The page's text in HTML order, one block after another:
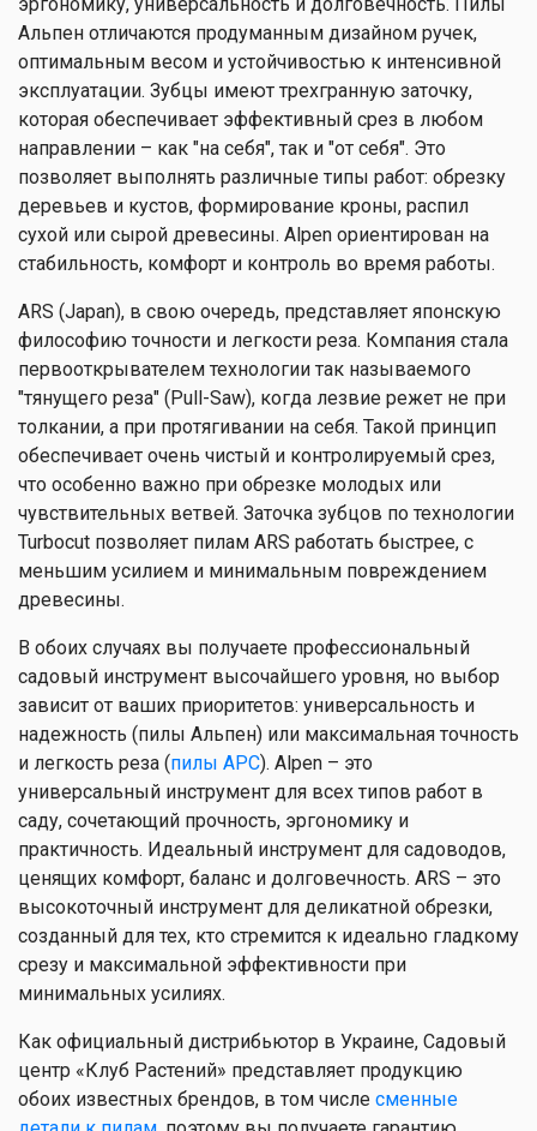
Альпен отличаются продуманным дизайном ручек,
оптимальным весом и устойчивостью к интенсивной
эксплуатации. Зубцы имеют трехгранную заточку,
которая обеспечивает эффективный срез в любом
направлении – как "на себя", так и "от себя". Это
позволяет выполнять различные типы работ: обрезку
деревьев и кустов, формирование кроны, распил
сухой или сырой древесины. Alpen ориентирован на
стабильность, комфорт и контроль во время работы.
ARS (Japan), в свою очередь, представляет японскую
философию точности и легкости реза. Компания стала
первооткрывателем технологии так называемого
"тянущего реза" (Pull-Saw), когда лезвие режет не при
толкании, а при протягивании на себя. Такой принцип
обеспечивает очень чистый и контролируемый срез,
что особенно важно при обрезке молодых или
чувствительных ветвей. Заточка зубцов по технологии
Turbocut позволяет пилам ARS работать быстрее, с
меньшим усилием и минимальным повреждением
древесины.
В обоих случаях вы получаете профессиональный
садовый инструмент высочайшего уровня, но выбор
зависит от ваших приоритетов: универсальность и
надежность (пилы Альпен) или максимальная точность
и легкость реза (пилы АРС). Alpen – это
универсальный инструмент для всех типов работ в
саду, сочетающий прочность, эргономику и
практичность. Идеальный инструмент для садоводов,
ценящих комфорт, баланс и долговечность. ARS – это
высокоточный инструмент для деликатной обрезки,
созданный для тех, кто стремится к идеально гладкому
срезу и максимальной эффективности при
минимальных усилиях.
Как официальный дистрибьютор в Украине, Садовый
центр «Клуб Растений» представляет продукцию
обоих известных брендов, в том числе сменные